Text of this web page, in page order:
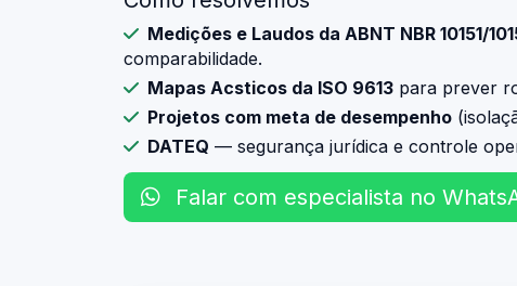
Medições e Laudos da ABNT NBR 10151/
comparabilidade.
Mapas Acsticos da ISO 9613
Projetos com meta de desempenho
DATEQ— segurança jurídica e controle
Falar com especialista no